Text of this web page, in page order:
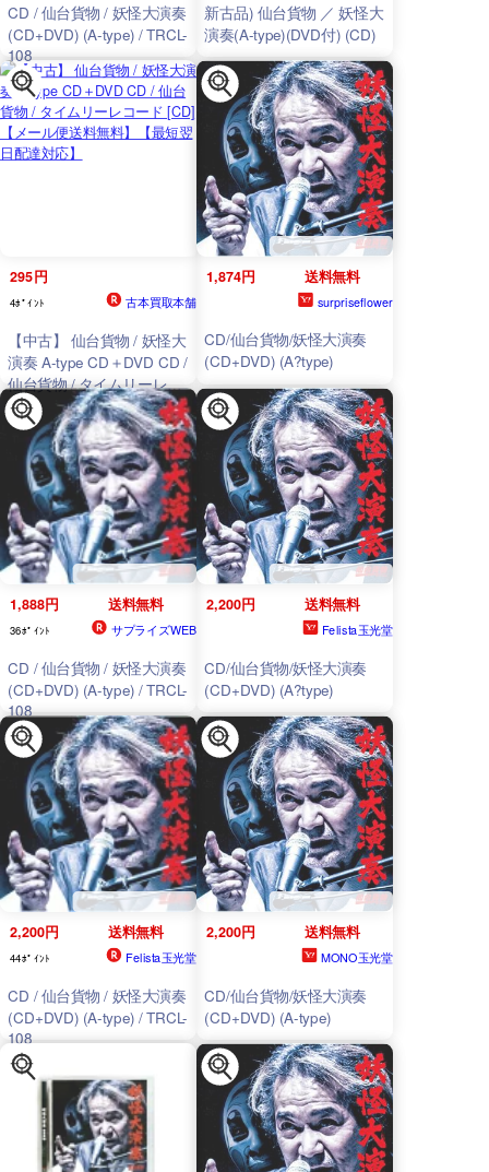
CD / 仙台貨物 / 妖怪大演奏
(CD+DVD) (A-type) / TRCL-
108
新古品) 仙台貨物 ／ 妖怪大
演奏(A-type)(DVD付) (CD)
295円
4ﾎﾟｲﾝﾄ 古本買取本舗
【中古】 仙台貨物 / 妖怪大
演奏 A-type CD＋DVD CD /
仙台貨物 / タイムリーレコ
ード [CD]【メール便送料無
料】【最短翌日配達対応】
1,874円 送料無料
surpriseflower
CD/仙台貨物/妖怪大演奏
(CD+DVD) (A?type)
1,888円 送料無料
36ﾎﾟｲﾝﾄ サプライズWEB
CD / 仙台貨物 / 妖怪大演奏
(CD+DVD) (A-type) / TRCL-
108
2,200円 送料無料
Felista玉光堂
CD/仙台貨物/妖怪大演奏
(CD+DVD) (A?type)
2,200円 送料無料
44ﾎﾟｲﾝﾄ Felista玉光堂
CD / 仙台貨物 / 妖怪大演奏
(CD+DVD) (A-type) / TRCL-
108
2,200円 送料無料
MONO玉光堂
CD/仙台貨物/妖怪大演奏
(CD+DVD) (A-type)